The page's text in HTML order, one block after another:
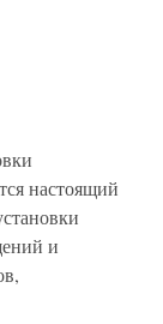
настоящий
и